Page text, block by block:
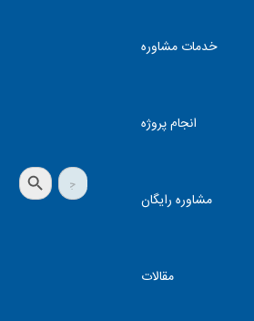
خدمات مشاوره
انجام پروژه
مشاوره رایگان
مقالات
جستجو
برای:
دکمه جستجو